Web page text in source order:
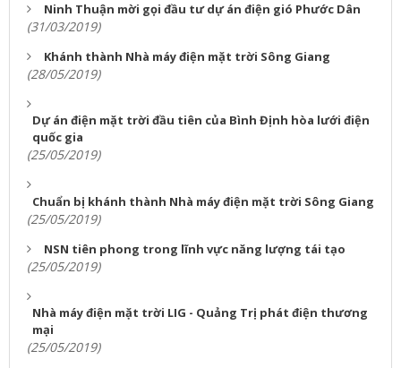
Ninh Thuận mời gọi đầu tư dự án điện gió Phước Dân
(31/03/2019)
Khánh thành Nhà máy điện mặt trời Sông Giang
(28/05/2019)
Dự án điện mặt trời đầu tiên của Bình Định hòa lưới điện
quốc gia
(25/05/2019)
Chuẩn bị khánh thành Nhà máy điện mặt trời Sông Giang
(25/05/2019)
NSN tiên phong trong lĩnh vực năng lượng tái tạo
(25/05/2019)
Nhà máy điện mặt trời LIG - Quảng Trị phát điện thương
mại
(25/05/2019)